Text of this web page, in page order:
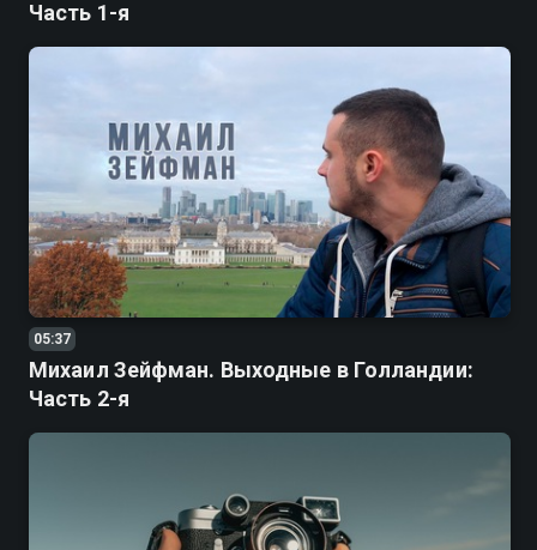
Часть 1-я
05:37
Михаил Зейфман. Выходные в Голландии:
Часть 2-я